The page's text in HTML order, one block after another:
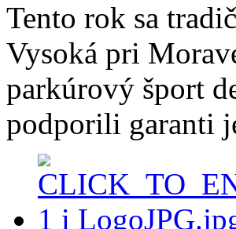
Tento rok sa
Vysoká pri
parkúrový šport
podporili garanti